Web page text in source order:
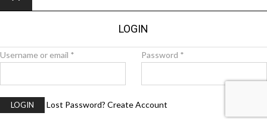
LOGIN
Username or email * Password *
Lost Password? Create Account